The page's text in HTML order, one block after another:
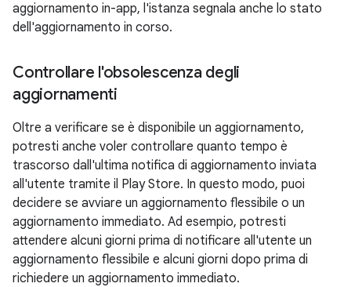
aggiornamento in-app, l'istanza segnala anche lo stato
dell'aggiornamento in corso.
Controllare l'obsolescenza degli
aggiornamenti
Oltre a verificare se è disponibile un aggiornamento,
potresti anche voler controllare quanto tempo è
trascorso dall'ultima notifica di aggiornamento inviata
all'utente tramite il Play Store. In questo modo, puoi
decidere se avviare un aggiornamento flessibile o un
aggiornamento immediato. Ad esempio, potresti
attendere alcuni giorni prima di notificare all'utente un
aggiornamento flessibile e alcuni giorni dopo prima di
richiedere un aggiornamento immediato.